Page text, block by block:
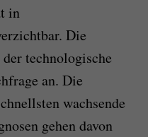
in
Die
technologische
an. Die
wachsende
gehen davon